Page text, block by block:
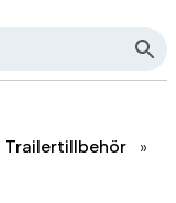
Trailertillbehör
»